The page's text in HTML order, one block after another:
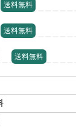
送料無料
送料無料
送料無料